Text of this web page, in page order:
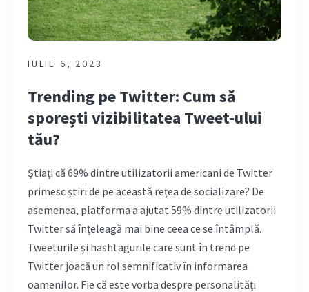
IULIE 6, 2023
Trending pe Twitter: Cum să
sporești vizibilitatea Tweet-ului
tău?
Știați că 69% dintre utilizatorii americani de Twitter
primesc știri de pe această rețea de socializare? De
asemenea, platforma a ajutat 59% dintre utilizatorii
Twitter să înțeleagă mai bine ceea ce se întâmplă.
Tweeturile și hashtagurile care sunt în trend pe
Twitter joacă un rol semnificativ în informarea
oamenilor. Fie că este vorba despre personalități